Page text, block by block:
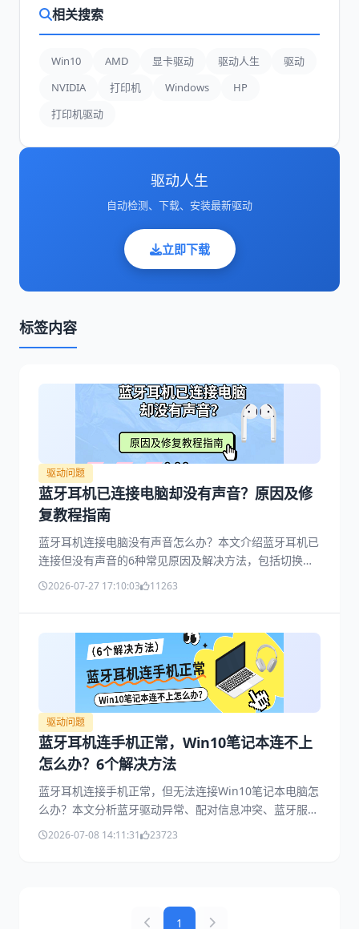
标签内容
驱动问题
蓝牙耳机已连接电脑却没有声音？原因及修
复教程指南
蓝牙耳机连接电脑没有声音怎么办？本文介绍蓝牙耳机已
连接但没有声音的6种常见原因及解决方法，包括切换默
认播放设备、更新蓝牙驱动、检查音频服务、重新配对设
2026-07-27 17:10:03 11263
驱动问题
蓝牙耳机连手机正常，Win10笔记本连不上
怎么办？6个解决方法
蓝牙耳机连接手机正常，但无法连接Win10笔记本电脑怎
么办？本文分析蓝牙驱动异常、配对信息冲突、蓝牙服务
故障等常见原因，并提供6种实用解决方法，帮助快速恢
2026-07-08 14:11:31 23723
1
相关搜索
Win10 AMD 显卡驱动 驱动人生
驱动
NVIDIA
打印机 Windows
HP
打印机驱动
驱动人生
自动检测、下载、安装最新驱动
立即下载